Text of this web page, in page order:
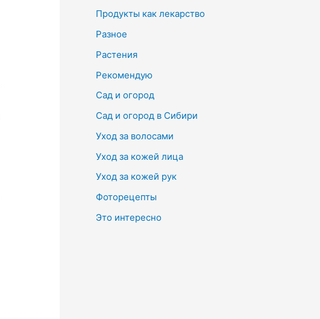
Продукты как лекарство
Разное
Растения
Рекомендую
Сад и огород
Сад и огород в Сибири
Уход за волосами
Уход за кожей лица
Уход за кожей рук
Фоторецепты
Это интересно